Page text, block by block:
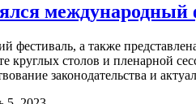
а также
столов и пленарной
законодательства и